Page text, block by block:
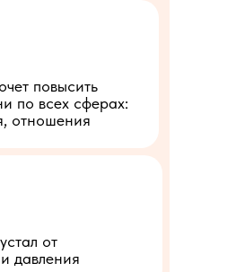
повысить
по всех сферах:
отношения
от
давления